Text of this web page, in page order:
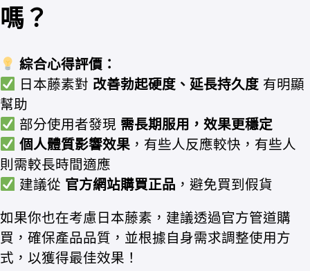
嗎？
綜合心得評價：
日本藤素對 改善勃起硬度、延長持久度 有明顯
幫助
部分使用者發現 需長期服用，效果更穩定
個人體質影響效果 ，有些人反應較快，有些人
則需較長時間適應
建議從 官方網站購買正品 ，避免買到假貨
如果你也在考慮日本藤素，建議透過官方管道購
買，確保產品品質，並根據自身需求調整使用方
式，以獲得最佳效果！